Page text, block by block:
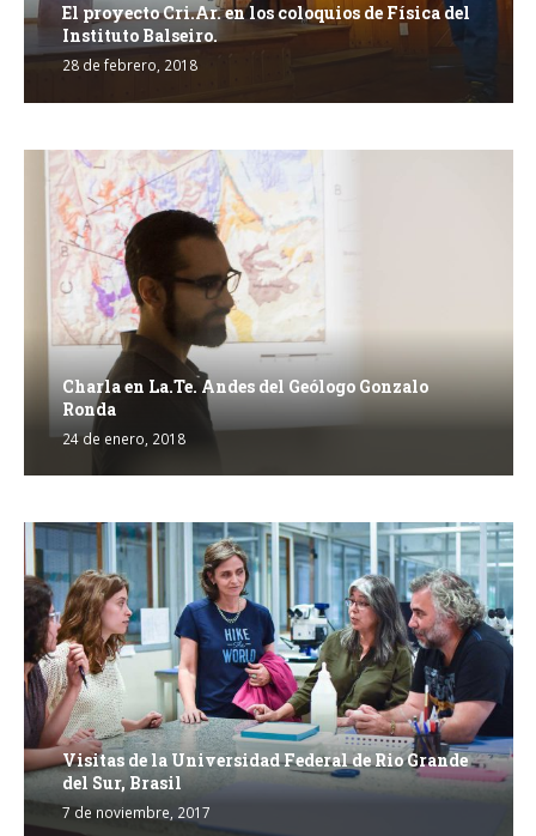
El proyecto Cri.Ar. en los coloquios de Física del
Instituto Balseiro.
28 de febrero, 2018
Charla en La.Te. Andes del Geólogo Gonzalo
Ronda
24 de enero, 2018
Visitas de la Universidad Federal de Rio Grande
del Sur, Brasil
7 de noviembre, 2017